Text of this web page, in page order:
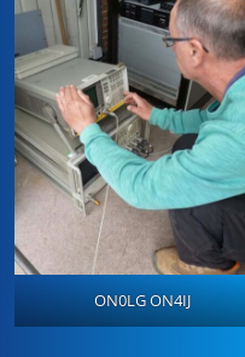
ON0LG ON4IJ